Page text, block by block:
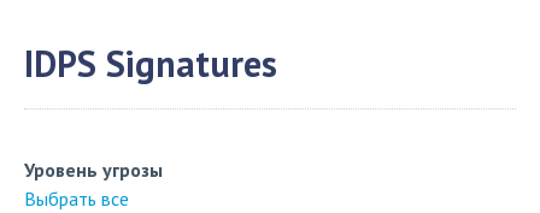
IDPS Signatures
Уровень угрозы
Выбрать все